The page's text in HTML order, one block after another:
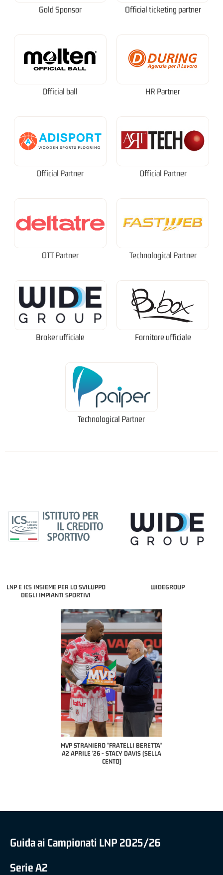
Gold Sponsor Official ticketing partner
Official ball HR Partner
Official Partner Official Partner
OTT Partner Technological Partner
Broker ufficiale Fornitore ufficiale
Technological Partner
LNP E ICS INSIEME PER LO SVILUPPO
DEGLI IMPIANTI SPORTIVI
WIDEGROUP
MVP "FRATELLI BERETTA" SAMUEL
DILAS B NAZIONALE APRILE '26 -
MARCO RESTELLI (TAV TREVIGLIO
Guida ai Campionati LNP 2025/26
Serie A2